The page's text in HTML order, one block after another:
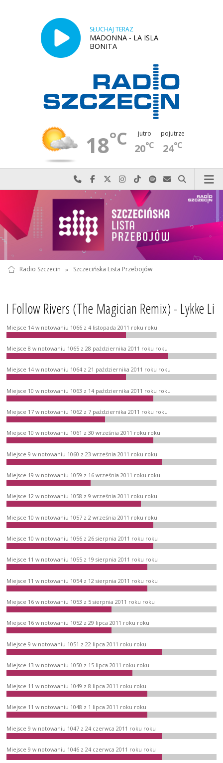
SŁUCHAJ TERAZ
MADONNA - LA ISLA
BONITA
18°C jutro
20°C
pojutrze
24°C
Najlepiej po prostu do nas zadzwoń
Odwiedź nas na Facebook-u
Odwiedź nas na X
Odwiedź nas na Instagram-ie
Odwiedź nas na TikTok-u
Szukaj nas na Spotify
Wyślij do nas
Szukaj
Radio Szczecin » Szczecińska Lista Przebojów
I Follow Rivers (The Magician Remix) - Lykke Li
Miejsce 14 w notowaniu 1066 z 4 listopada 2011 roku roku
Miejsce 8 w notowaniu 1065 z 28 października 2011 roku roku
Miejsce 14 w notowaniu 1064 z 21 października 2011 roku roku
Miejsce 10 w notowaniu 1063 z 14 października 2011 roku roku
Miejsce 17 w notowaniu 1062 z 7 października 2011 roku roku
Miejsce 10 w notowaniu 1061 z 30 września 2011 roku roku
Miejsce 9 w notowaniu 1060 z 23 września 2011 roku roku
Miejsce 19 w notowaniu 1059 z 16 września 2011 roku roku
Miejsce 12 w notowaniu 1058 z 9 września 2011 roku roku
Miejsce 10 w notowaniu 1057 z 2 września 2011 roku roku
Miejsce 10 w notowaniu 1056 z 26 sierpnia 2011 roku roku
Miejsce 11 w notowaniu 1055 z 19 sierpnia 2011 roku roku
Miejsce 11 w notowaniu 1054 z 12 sierpnia 2011 roku roku
Miejsce 16 w notowaniu 1053 z 5 sierpnia 2011 roku roku
Miejsce 16 w notowaniu 1052 z 29 lipca 2011 roku roku
Miejsce 9 w notowaniu 1051 z 22 lipca 2011 roku roku
Miejsce 13 w notowaniu 1050 z 15 lipca 2011 roku roku
Miejsce 11 w notowaniu 1049 z 8 lipca 2011 roku roku
Miejsce 11 w notowaniu 1048 z 1 lipca 2011 roku roku
Miejsce 9 w notowaniu 1047 z 24 czerwca 2011 roku roku
Miejsce 9 w notowaniu 1046 z 24 czerwca 2011 roku roku